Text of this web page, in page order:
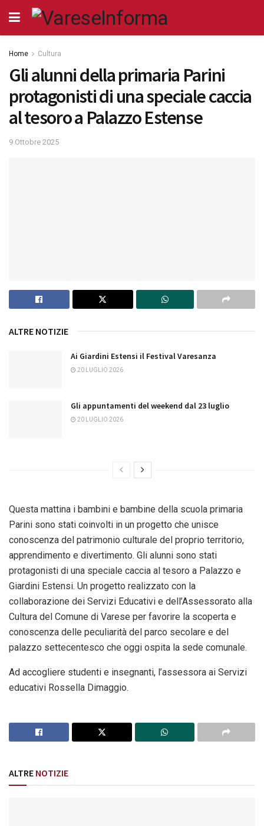
Home Cultura
Gli alunni della primaria Parini
protagonisti di una speciale caccia
al tesoro a Palazzo Estense
9 Ottobre 2025
ALTRE NOTIZIE
Ai Giardini Estensi il Festival Varesanza
20 LUGLIO 2026
Gli appuntamenti del weekend dal 23 luglio
20 LUGLIO 2026
Questa mattina i bambini e bambine della scuola primaria
Parini sono stati coinvolti in un progetto che unisce
conoscenza del patrimonio culturale del proprio territorio,
apprendimento e divertimento. Gli alunni sono stati
protagonisti di una speciale caccia al tesoro a Palazzo e
Giardini Estensi. Un progetto realizzato con la
collaborazione dei Servizi Educativi e dell’Assessorato alla
Cultura del Comune di Varese per favorire la scoperta e
conoscenza delle peculiarità del parco secolare e del
palazzo settecentesco che oggi ospita la sede comunale.
Ad accogliere studenti e insegnanti, l’assessora ai Servizi
educativi Rossella Dimaggio.
ALTRE NOTIZIE